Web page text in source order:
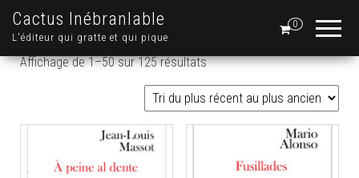
Cactus Inébranlable
L'éditeur qui gratte et qui pique
0
Affichage de 1–50 sur 125 résultatsTrié du plus récent au plus